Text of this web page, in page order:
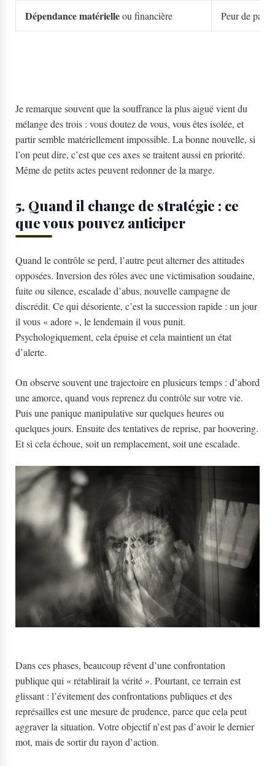
Dépendance matérielleou financière Peur de
Je remarque souvent que la souffrance la plus aiguë vient du
mélange des trois : vous doutez de vous, vous êtes isolée, et
partir semble matériellement impossible. La bonne nouvelle, si
l’on peut dire, c’est que ces axes se traitent aussi en priorité.
Même de petits actes peuvent redonner de la marge.
5. Quand il change de stratégie : ce
que vous pouvez anticiper
Quand le contrôle se perd, l’autre peut alterner des attitudes
opposées. Inversion des rôles avec une victimisation soudaine,
fuite ou silence, escalade d’abus, nouvelle campagne de
discrédit. Ce qui désoriente, c’est la succession rapide : un jour
il vous « adore », le lendemain il vous punit.
Psychologiquement, cela épuise et cela maintient un état
d’alerte.
On observe souvent une trajectoire en plusieurs temps : d’abord
une amorce, quand vous reprenez du contrôle sur votre vie.
Puis une panique manipulative sur quelques heures ou
quelques jours. Ensuite des tentatives de reprise, par hoovering.
Et si cela échoue, soit un remplacement, soit une escalade.
Dans ces phases, beaucoup rêvent d’une confrontation
publique qui « rétablirait la vérité ». Pourtant, ce terrain est
glissant : l’évitement des confrontations publiques et des
représailles est une mesure de prudence, parce que cela peut
aggraver la situation. Votre objectif n’est pas d’avoir le dernier
mot, mais de sortir du rayon d’action.